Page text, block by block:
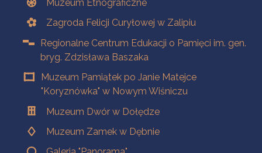
Muzeum Etnograficzne
Zagroda Felicji Curyłowej w Zalipiu
Regionalne Centrum Edukacji o Pamięci im. gen.
bryg. Zdzisława Baszaka
Muzeum Pamiątek po Janie Matejce
"Koryznówka" w Nowym Wiśniczu
Muzeum Dwór w Dołędze
Muzeum Zamek w Dębnie